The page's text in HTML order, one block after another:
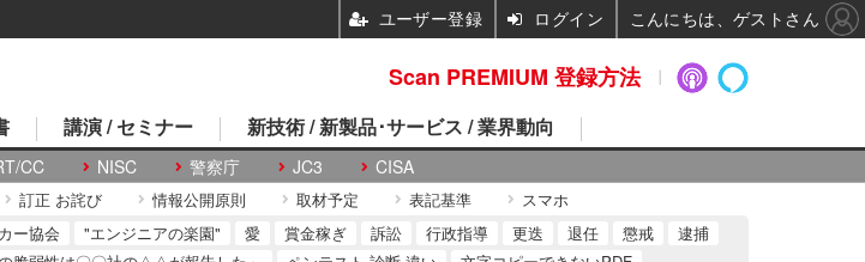
CC NISC 警察庁 JC3 CISA
講演 / セミナー 新技術 / 新製品･サービス / 業界動向
訂正 お詫び 情報公開原則 取材予定 表記基準 スマホ
ー協会 "エンジニアの楽園" 愛 賞金稼ぎ 訴訟 行政指導 更迭 退任 懲戒
逮捕
Scan PREMIUM 登録方法
ユーザー登録 ログイン こんにちは、ゲストさん